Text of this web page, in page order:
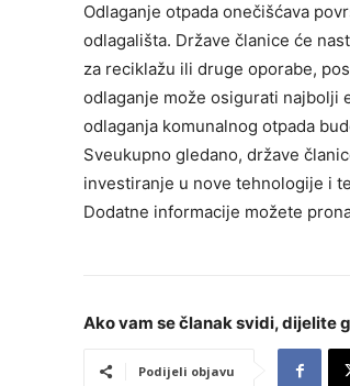
Odlaganje otpada onečišćava
odlagališta. Države članice će
za reciklažu ili druge oporabe,
odlaganje može osigurati najbolji
odlaganja komunalnog otpada
Sveukupno gledano, države
investiranje u nove tehnologije i
Dodatne informacije možete
Ako vam se članak svidi, dijelite
Podijeli objavu